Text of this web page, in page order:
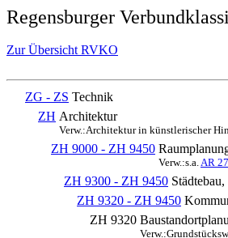
Regensburger
Zur Übersicht RVKO
ZG - ZS Technik
ZH Architektur
Verw.:Architektur in künstlerischer
ZH 9000 - ZH 9450
Verw.:s.a.AR
ZH 9300 - ZH 9450
ZH 9320 - ZH 9450
ZH 9320